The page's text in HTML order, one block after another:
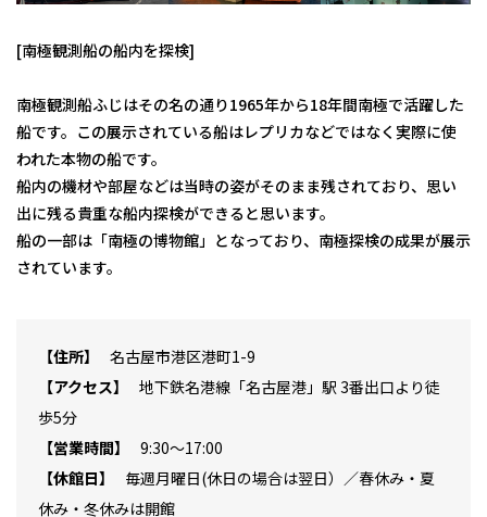
[南極観測船の船内を探検]
南極観測船ふじはその名の通り1965年から18年間南極で活躍した
船です。この展示されている船はレプリカなどではなく実際に使
われた本物の船です。
船内の機材や部屋などは当時の姿がそのまま残されており、思い
出に残る貴重な船内探検ができると思います。
船の一部は「南極の博物館」となっており、南極探検の成果が展示
されています。
住所
名古屋市港区港町1-9
アクセス
地下鉄名港線「名古屋港」駅 3番出口より徒
歩5分
営業時間
9:30～17:00
休館日
毎週月曜日(休日の場合は翌日）／春休み・夏
休み・冬休みは開館